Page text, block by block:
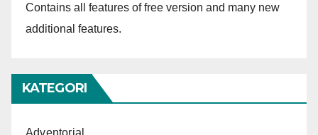
Contains all features of free version and many new
additional features.
KATEGORI
Adventorial